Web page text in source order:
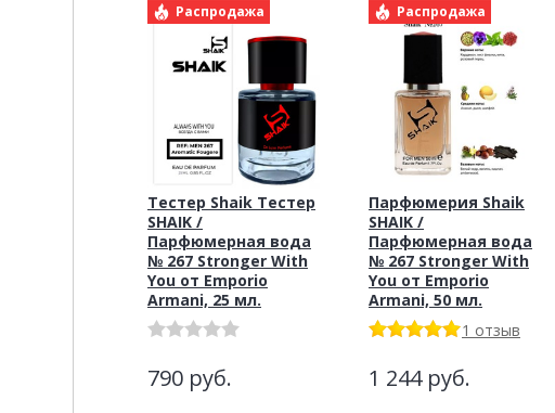
Распродажа
Тестер Shaik Тестер
SHAIK /
Парфюмерная вода
№ 267 Stronger With
You от Emporio
Armani, 25 мл.
790 руб.
Распродажа
Парфюмерия Shaik
SHAIK /
Парфюмерная вода
№ 267 Stronger With
You от Emporio
Armani, 50 мл.
1 отзыв
1 244 руб.